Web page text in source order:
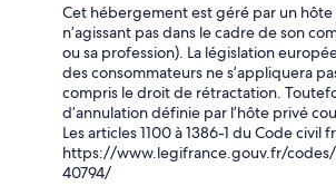
Cet hébergement est géré par un
n’agissant pas dans le cadre de son
ou sa profession). La législation
des consommateurs ne s’appliquera
compris le droit de rétractation.
d’annulation définie par l’hôte privé
Les articles 1100 à 1386-1 du Code civil
https://www.legifrance.gouv.fr/
40794/